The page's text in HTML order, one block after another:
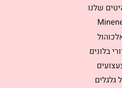
שלנו
בלונים
גלגלים